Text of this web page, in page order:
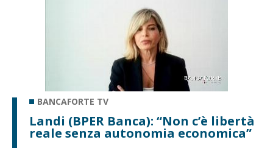
BANCAFORTE TV
Landi (BPER Banca): “Non c’è libertà
reale senza autonomia economica”